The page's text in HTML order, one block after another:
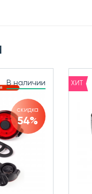
В наличии
скидка
54%
ХИТ